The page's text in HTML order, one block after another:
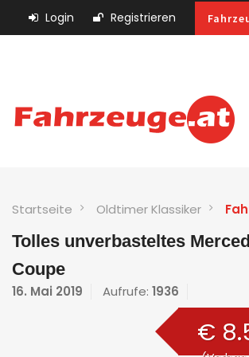
Login Registrieren
Startseite Oldtimer Klassiker
Tolles unverbasteltes
Coupe
16. Mai 2019 Aufrufe: 1936
€